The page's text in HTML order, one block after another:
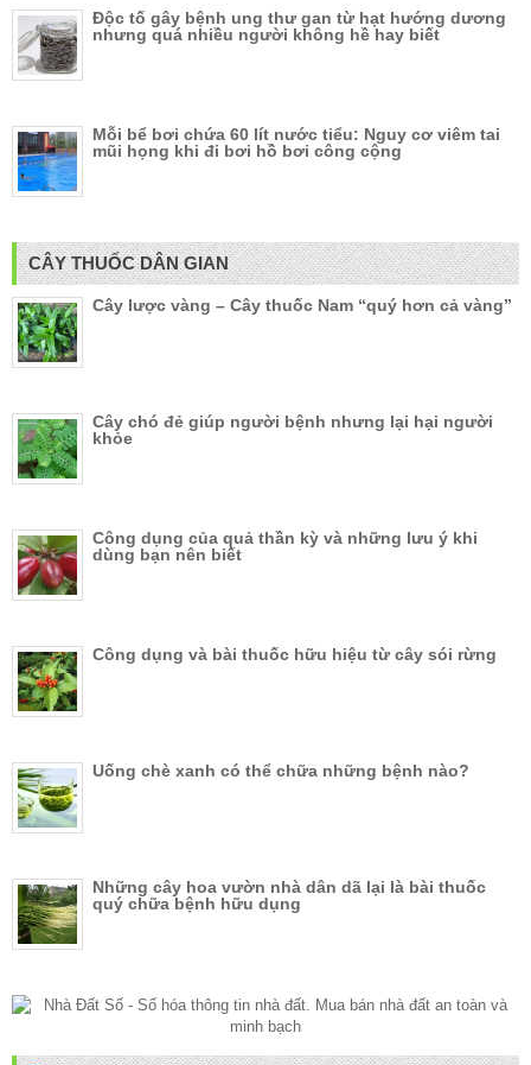
Độc tố gây bệnh ung thư gan từ hạt hướng dương
nhưng quá nhiều người không hề hay biết
Mỗi bể bơi chứa 60 lít nước tiểu: Nguy cơ viêm tai
mũi họng khi đi bơi hồ bơi công cộng
CÂY THUỐC DÂN GIAN
Cây lược vàng – Cây thuốc Nam “quý hơn cả vàng”
Cây chó đẻ giúp người bệnh nhưng lại hại người
khỏe
Công dụng của quả thần kỳ và những lưu ý khi
dùng bạn nên biết
Công dụng và bài thuốc hữu hiệu từ cây sói rừng
Uống chè xanh có thể chữa những bệnh nào?
Những cây hoa vườn nhà dân dã lại là bài thuốc
quý chữa bệnh hữu dụng